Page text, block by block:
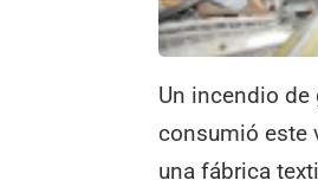
Un incendio
consumió este
una fábrica